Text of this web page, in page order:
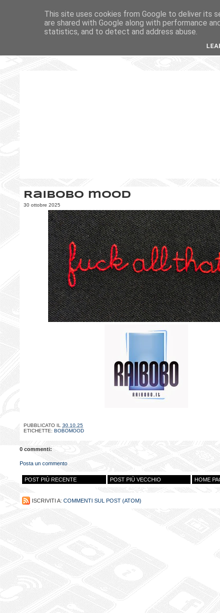
Raibobo mood
30 ottobre 2025
PUBBLICATO IL 30.10.25
ETICHETTE: BOBOMOOD
0 commenti:
Posta un commento
POST PIÙ RECENTE POST PIÙ VECCHIO HOME
ISCRIVITI A: COMMENTI SUL POST (ATOM)
This site uses cookies from Google to deliver its
are shared with Google along with performance
statistics, and to detect and address abuse.